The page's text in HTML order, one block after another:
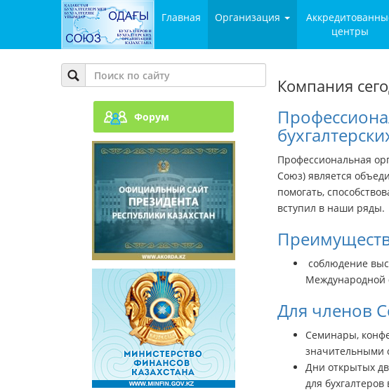
Главная Организация
центры
Форум
Компания
Профессиональная
Союз) является
помогать,
вступил в наши ряды.
соблюдение
Международной
Для членов
Семинары,
значительными
Дни открытых
для